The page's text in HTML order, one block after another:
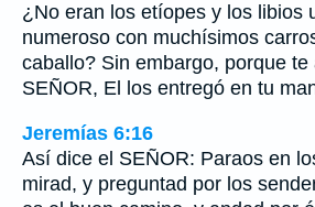
¿No eran los etíopes y los libios
numeroso con muchísimos
caballo? Sin embargo, porque te
SEÑOR, El los entregó en tu
Jeremías 6:16
Así dice el SEÑOR: Paraos en
mirad, y preguntad por los